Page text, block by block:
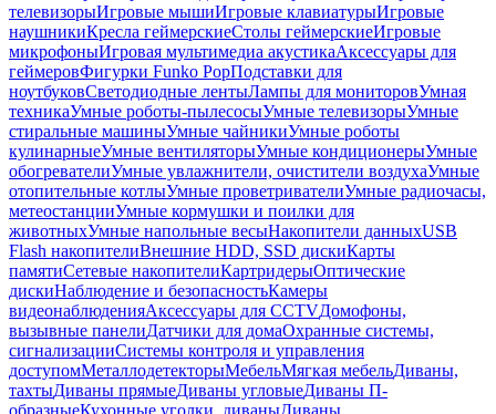
телевизорыИгровые мышиИгровые клавиатурыИгровые
наушникиКресла геймерскиеСтолы геймерскиеИгровые
микрофоныИгровая мультимедиа акустикаАксессуары для
геймеровФигурки Funko PopПодставки для
ноутбуковСветодиодные лентыЛампы для мониторовУмная
техникаУмные роботы-пылесосыУмные телевизорыУмные
стиральные машиныУмные чайникиУмные роботы
кулинарныеУмные вентиляторыУмные кондиционерыУмные
обогревателиУмные увлажнители, очистители воздухаУмные
отопительные котлыУмные проветривателиУмные радиочасы,
метеостанцииУмные кормушки и поилки для
животныхУмные напольные весыНакопители данныхUSB
Flash накопителиВнешние HDD, SSD дискиКарты
памятиСетевые накопителиКартридерыОптические
дискиНаблюдение и безопасностьКамеры
видеонаблюденияАксессуары для CCTVДомофоны,
вызывные панелиДатчики для домаОхранные системы,
сигнализацииСистемы контроля и управления
доступомМеталлодетекторыМебельМягкая мебельДиваны,
тахтыДиваны прямыеДиваны угловыеДиваны П-
образныеКухонные уголки, диваныДиваны